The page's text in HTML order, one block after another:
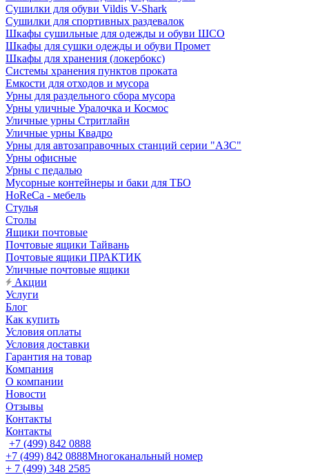
Сушилки для обуви Vildis V-Shark
Сушилки для спортивных раздевалок
Шкафы сушильные для одежды и обуви ШСО
Шкафы для сушки одежды и обуви Промет
Шкафы для хранения (локербокс)
Системы хранения пунктов проката
Емкости для отходов и мусора
Урны для раздельного сбора мусора
Урны уличные Уралочка и Космос
Уличные урны Стритлайн
Уличные урны Квадро
Урны для автозаправочных станций серии "АЗС"
Урны офисные
Урны с педалью
Мусорные контейнеры и баки для ТБО
HoReCa - мебель
Стулья
Столы
Ящики почтовые
Почтовые ящики Тайвань
Почтовые ящики ПРАКТИК
Уличные почтовые ящики
Акции
Услуги
Блог
Как купить
Условия оплаты
Условия доставки
Гарантия на товар
Компания
О компании
Новости
Отзывы
Контакты
Контакты
+7 (499) 842 0888
+7 (499) 842 0888Многоканальный номер
+ 7 (499) 348 2585